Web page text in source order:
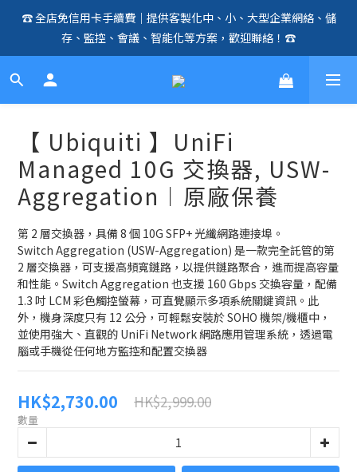
🛍️  全店免信用卡手續費、購物滿 HK$1000，即享免運優惠！
（SSD、HDD、UPS 除外）🛍️
☎️ 全店免信用卡手續費｜提供客製化中、小、大型企業網絡、儲
存、監控、會議、智能化等方案，歡迎聯絡！☎️
🛍️  全店免信用卡手續費、購物滿 HK$1000，即享免運優惠！
【 Ubiquiti 】UniFi
Managed 10G 交換器, USW-
Aggregation︱原廠保養
第 2 層交換器，具備 8 個 10G SFP+ 光纖網路連接埠。
Switch Aggregation (USW-Aggregation) 是一款完全託管的第
2 層交換器，可支援高頻寬鏈路，以提供鏈路聚合，進而提高容量
和性能。Switch Aggregation 也支援 160 Gbps 交換容量，配備
1.3 吋 LCM 彩色觸控螢幕，可直覺顯示多項系統關鍵資訊。此
外，機身深度只有 12 公分，可輕鬆安裝於 SOHO 機架/機櫃中，
並使用強大、直觀的 UniFi Network 網路應用管理系統，透過電
腦或手機從任何地方監控和配置交換器
HK$2,730.00 HK$2,999.00
數量